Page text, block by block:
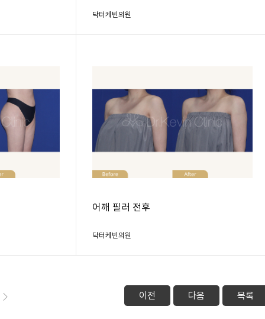
닥터케빈의원
어깨 필러 전후
닥터케빈의원
이전 다음 목록